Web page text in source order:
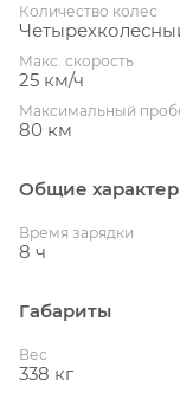
Количество колес
Макс. скорость
25 км/ч
Максимальный
80 км
Общие
Время зарядки
8 ч
Габариты
Вес
338 кг